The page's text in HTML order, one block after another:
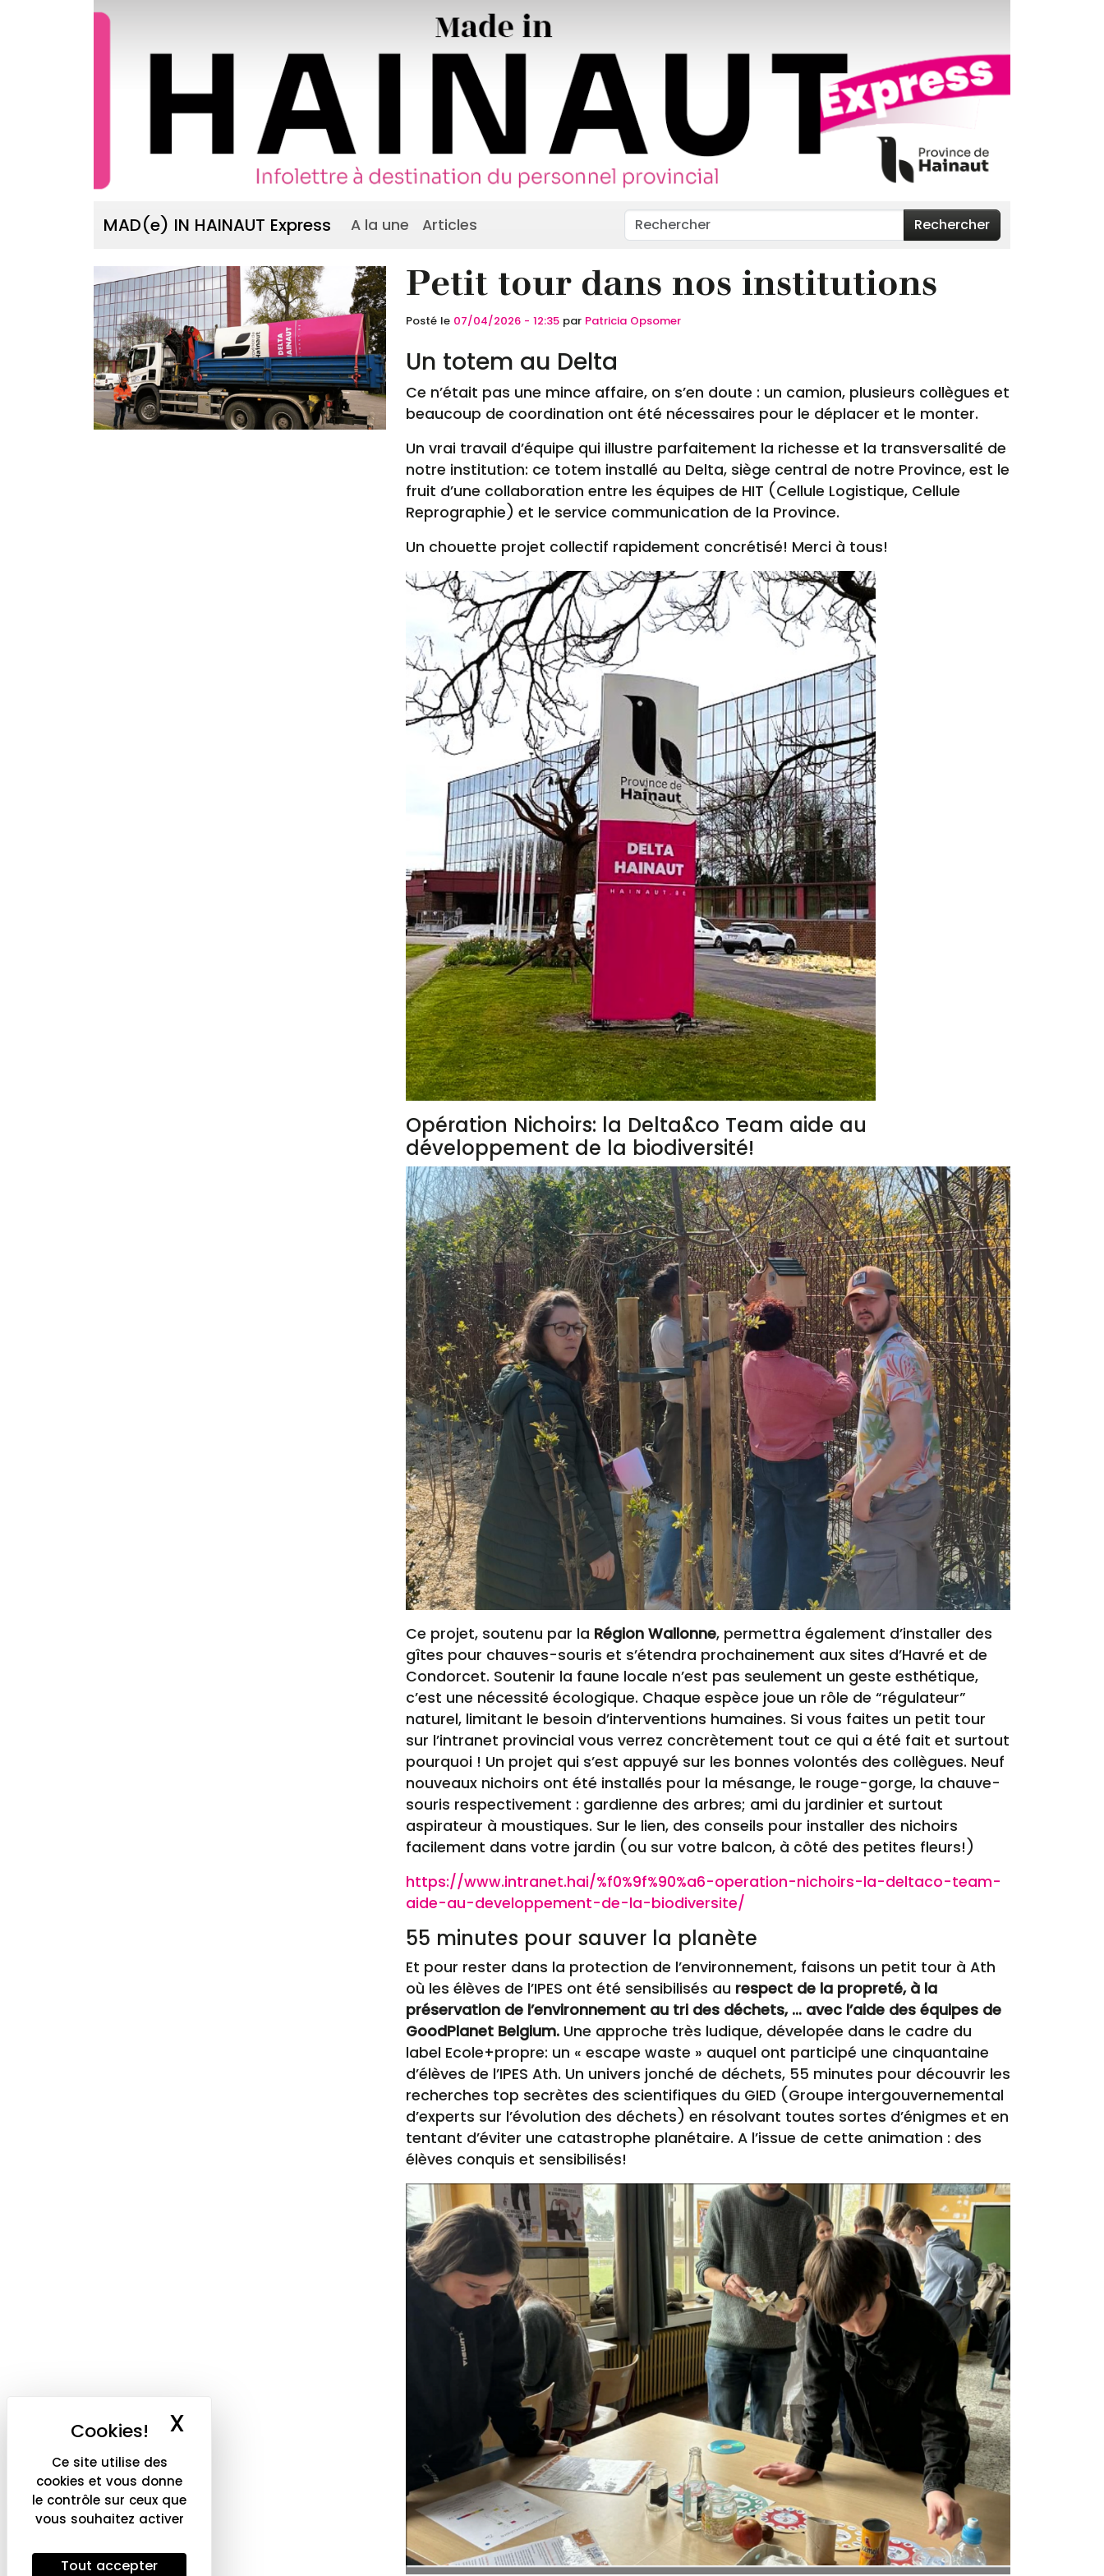
Panneau de gestion des cookies
Ce site utilise des
cookies et vous donne
le contrôle sur ceux que
vous souhaitez activer
Tout accepter
X Masquer le bandeau des cookies
Passer au contenu principal
MAD(e) IN HAINAUT Express A la une Articles Rechercher
Petit tour dans nos institutions
Posté le 07/04/2026 - 12:35 par Patricia Opsomer
Un totem au Delta
Ce n’était pas une mince affaire, on s’en doute : un camion, plusieurs collègues et
beaucoup de coordination ont été nécessaires pour le déplacer et le monter.
Un vrai travail d’équipe qui illustre parfaitement la richesse et la transversalité de
notre institution: ce totem installé au Delta, siège central de notre Province, est le
fruit d’une collaboration entre les équipes de HIT (Cellule Logistique, Cellule
Reprographie) et le service communication de la Province.
Un chouette projet collectif rapidement concrétisé! Merci à tous!
Opération Nichoirs: la Delta&co Team aide au
développement de la biodiversité!
Ce projet, soutenu par la Région Wallonne, permettra également d’installer des
gîtes pour chauves-souris et s’étendra prochainement aux sites d’Havré et de
Condorcet. Soutenir la faune locale n’est pas seulement un geste esthétique,
c’est une nécessité écologique. Chaque espèce joue un rôle de “régulateur”
naturel, limitant le besoin d’interventions humaines. Si vous faites un petit tour
sur l’intranet provincial vous verrez concrètement tout ce qui a été fait et surtout
pourquoi ! Un projet qui s’est appuyé sur les bonnes volontés des collègues. Neuf
nouveaux nichoirs ont été installés pour la mésange, le rouge-gorge, la chauve-
souris respectivement : gardienne des arbres; ami du jardinier et surtout
aspirateur à moustiques. Sur le lien, des conseils pour installer des nichoirs
facilement dans votre jardin (ou sur votre balcon, à côté des petites fleurs!)
https://www.intranet.hai/%f0%9f%90%a6-operation-nichoirs-la-deltaco-team-
aide-au-developpement-de-la-biodiversite/
55 minutes pour sauver la planète
Et pour rester dans la protection de l’environnement, faisons un petit tour à Ath
où les élèves de l’IPES ont été sensibilisés au respect de la propreté, à la
préservation de l’environnement au tri des déchets, … avec l’aide des équipes de
GoodPlanet Belgium. Une approche très ludique, dévelopée dans le cadre du
label Ecole+propre: un « escape waste » auquel ont participé une cinquantaine
d’élèves de l’IPES Ath. Un univers jonché de déchets, 55 minutes pour découvrir les
recherches top secrètes des scientifiques du GIED (Groupe intergouvernemental
d’experts sur l’évolution des déchets) en résolvant toutes sortes d’énigmes et en
tentant d’éviter une catastrophe planétaire. A l’issue de cette animation : des
élèves conquis et sensibilisés!